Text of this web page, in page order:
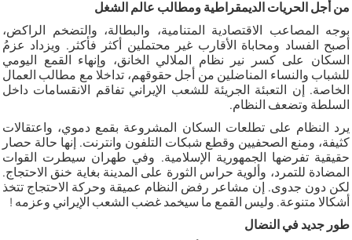
من أجل الحريات الديمقراطية ومطالب عالم الشغل
بوجه المصاعب الاقتصادية المتنامية، والبطالة، والتضخم الراكض،
أصبح الفساد ومحاباة الأقارب غير محتملين أكثر فأكثر. ويزداد عزمُ
السكان على كسر نير نظام الملالي الخانق، وإنهاء القمع اليومي
للشباب والنساء المناضلين من أجل حقوقهم، تداخلا مع مطالب العمال
الخاصة. إن التعبئة الجريئة للشعب الإيراني تفاقم الانقسامات داخل
السلطة وتضعف النظام.
يرد النظام على تطلعات السكان المشروعة بقمع دموي، واعتقالات
كثيفة، ومنع الصحفيين وقطع شبكات التلفون وانترنت. إنها حالة حصار
حقيقية تفرضها الجمهورية الإسلامية. وفي طهران سيطرت القوات
المضادة للتمرد، وألوية حراس الثورة على المدينة بغاية خنق الاحتجاج.
لكن دون جدوى. إن مشاعر رفض النظام عميقة وحركة الاحتجاج تتخذ
أشكالا متنوعة. وليس القمع ما سيخمد غضب الشعب الإيراني وعزمه !
طور جديد في النضال